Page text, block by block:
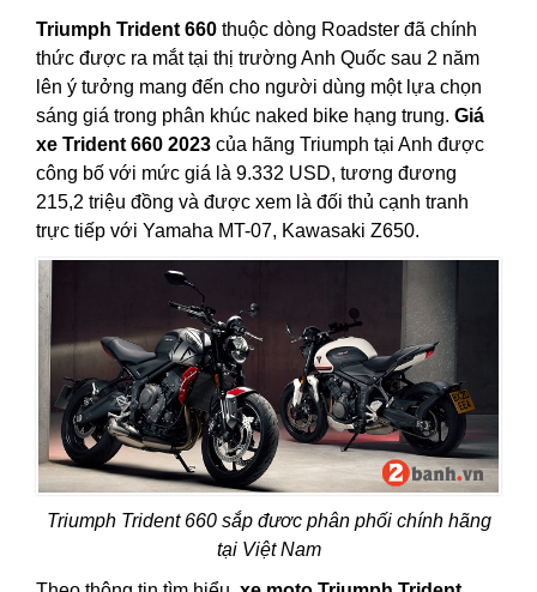
Triumph Trident 660 thuộc dòng Roadster đã chính
thức được ra mắt tại thị trường Anh Quốc sau 2 năm
lên ý tưởng mang đến cho người dùng một lựa chọn
sáng giá trong phân khúc naked bike hạng trung. Giá
xe Trident 660 2023 của hãng Triumph tại Anh được
công bố với mức giá là 9.332 USD, tương đương
215,2 triệu đồng và được xem là đối thủ cạnh tranh
trực tiếp với Yamaha MT-07, Kawasaki Z650.
Triumph Trident 660 sắp đươc phân phối chính hãng
tại Việt Nam